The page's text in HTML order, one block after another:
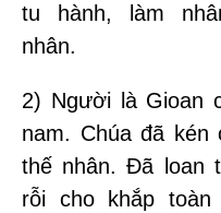
tu hành, làm
nhân.
2) Người là Gioan
nam. Chúa đã kén
thế nhân. Đã loan
rỗi cho khắp